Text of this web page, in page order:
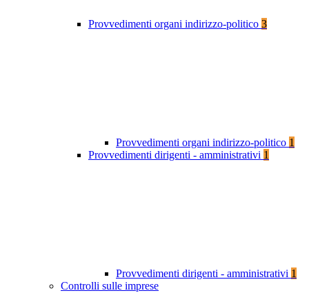
Provvedimenti organi indirizzo-politico 3
Provvedimenti organi indirizzo-politico 1
Provvedimenti dirigenti - amministrativi 1
Provvedimenti dirigenti - amministrativi 1
Controlli sulle imprese